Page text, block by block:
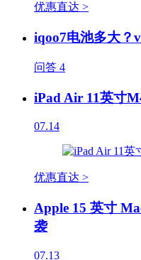
优惠直达 >
iqoo7电池多大？
问答 4
iPad Air 11英寸
07.14
优惠直达 >
Apple 15 英寸
袭
07.13